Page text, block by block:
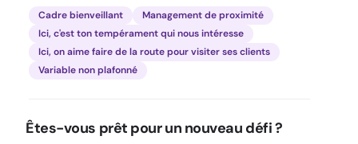
Cadre bienveillant
Management de proximité
Ici, c'est ton tempérament qui nous intéresse
Ici, on aime faire de la route pour visiter ses clients
Variable non plafonné
Êtes-vous prêt pour un nouveau défi ?